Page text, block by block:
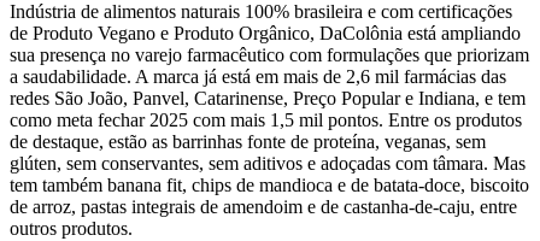
Indústria de alimentos naturais 100% brasileira e com certificações
de Produto Vegano e Produto Orgânico, DaColônia está ampliando
sua presença no varejo farmacêutico com formulações que priorizam
a saudabilidade. A marca já está em mais de 2,6 mil farmácias das
redes São João, Panvel, Catarinense, Preço Popular e Indiana, e tem
como meta fechar 2025 com mais 1,5 mil pontos. Entre os produtos
de destaque, estão as barrinhas fonte de proteína, veganas, sem
glúten, sem conservantes, sem aditivos e adoçadas com tâmara. Mas
tem também banana fit, chips de mandioca e de batata-doce, biscoito
de arroz, pastas integrais de amendoim e de castanha-de-caju, entre
outros produtos.